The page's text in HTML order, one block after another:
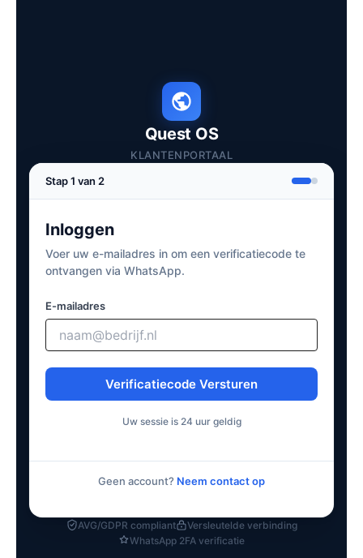
Quest OS
KLANTENPORTAAL
Stap 1 van 2
Inloggen
Voer uw e-mailadres in om een verificatiecode te
ontvangen via WhatsApp.
E-mailadres
Verificatiecode Versturen
Uw sessie is 24 uur geldig
Geen account? Neem contact op
AVG/GDPR compliant
Versleutelde verbinding
WhatsApp 2FA verificatie